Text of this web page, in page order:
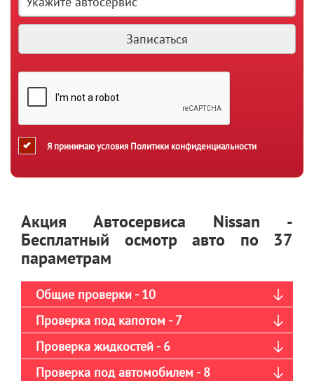
Я принимаю условия Политики конфиденциальности
Акция Автосервиса Nissan -
Бесплатный осмотр авто по 37
параметрам
Общие проверки - 10
Проверка под капотом - 7
Проверка жидкостей - 6
Проверка под автомобилем - 8